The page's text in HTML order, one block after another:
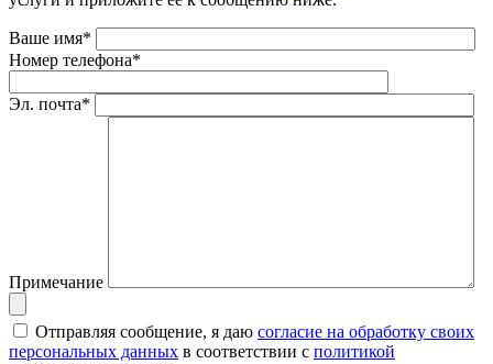
Ваше имя*
Номер телефона*
Эл. почта*
Примечание
Отправляя сообщение, я даю согласие на обработку своих
персональных данных в соответствии с политикой